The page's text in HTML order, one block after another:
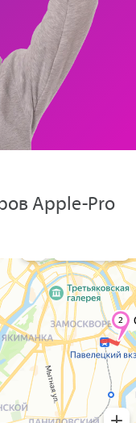
Apple-Pro